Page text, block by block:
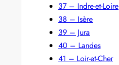
37 – Indre-et-Loire
38 – Isère
39 – Jura
40 – Landes
41 – Loir-et-Cher